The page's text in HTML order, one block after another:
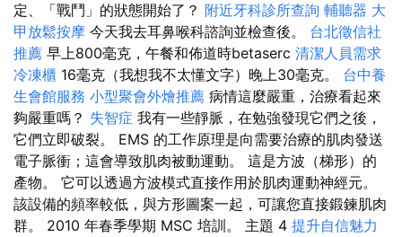
定、「戰鬥」的狀態開始了？ 附近牙科診所查詢 輔聽器 大
甲放鬆按摩 今天我去耳鼻喉科諮詢並檢查後。 台北徵信社
推薦 早上800毫克，午餐和佈道時betaserc 清潔人員需求
冷凍櫃 16毫克（我想我不太懂文字）晚上30毫克。 台中養
生會館服務 小型聚會外燴推薦 病情這麼嚴重，治療看起來
夠嚴重嗎？ 失智症 我有一些靜脈，在勉強發現它們之後，
它們立即破裂。 EMS 的工作原理是向需要治療的肌肉發送
電子脈衝；這會導致肌肉被動運動。 這是方波（梯形）的
產物。 它可以透過方波模式直接作用於肌肉運動神經元。
該設備的頻率較低，與方形圖案一起，可讓您直接鍛鍊肌肉
群。 2010 年春季學期 MSC 培訓。 主題 4 提升自信魅力